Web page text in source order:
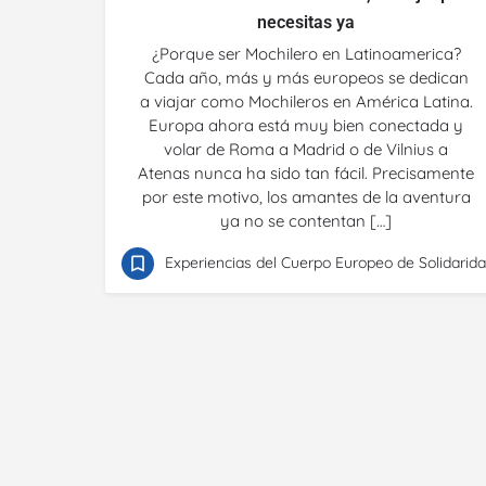
necesitas ya
¿Porque ser Mochilero en Latinoamerica?
Cada año, más y más europeos se dedican
a viajar como Mochileros en América Latina.
Europa ahora está muy bien conectada y
volar de Roma a Madrid o de Vilnius a
Atenas nunca ha sido tan fácil. Precisamente
por este motivo, los amantes de la aventura
ya no se contentan […]
Experiencias del Cuerpo Europeo de